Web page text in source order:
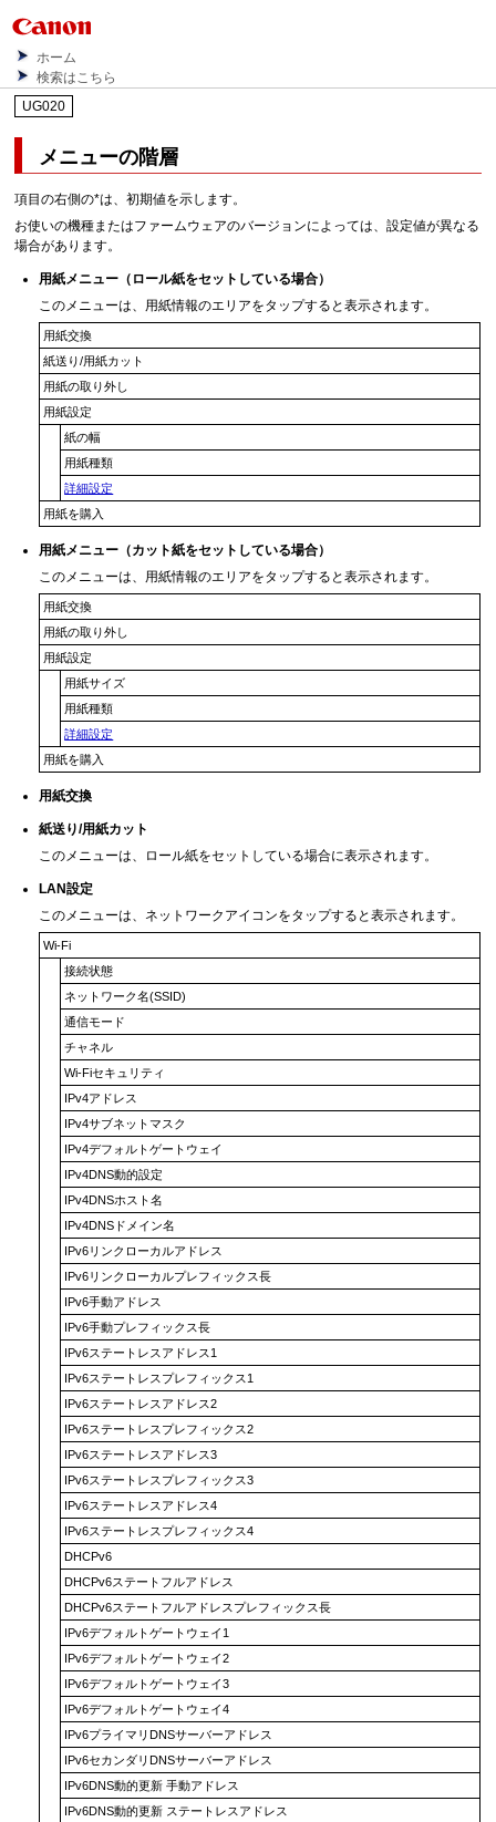
ホーム
検索はこちら
UG020
メニューの階層
項目の右側の*は、初期値を示します。
お使いの機種またはファームウェアのバージョンによっては、設定値が異なる
場合があります。
用紙メニュー （ロール紙をセットしている場合）
このメニューは、用紙情報のエリアをタップすると表示されます。
用紙交換
紙送り/用紙カット
用紙の取り外し
用紙設定
紙の幅
用紙種類
詳細設定
用紙を購入
用紙メニュー （カット紙をセットしている場合）
このメニューは、用紙情報のエリアをタップすると表示されます。
用紙交換
用紙の取り外し
用紙設定
用紙サイズ
用紙種類
詳細設定
用紙を購入
用紙交換
紙送り/用紙カット
このメニューは、ロール紙をセットしている場合に表示されます。
LAN設定
このメニューは、 ネットワーク アイコンをタップすると表示されます。
Wi-Fi
接続状態
ネットワーク名(SSID)
通信モード
チャネル
Wi-Fiセキュリティ
IPv4アドレス
IPv4サブネットマスク
IPv4デフォルトゲートウェイ
IPv4DNS動的設定
IPv4DNSホスト名
IPv4DNSドメイン名
IPv6リンクローカルアドレス
IPv6リンクローカルプレフィックス長
IPv6手動アドレス
IPv6手動プレフィックス長
IPv6ステートレスアドレス1
IPv6ステートレスプレフィックス1
IPv6ステートレスアドレス2
IPv6ステートレスプレフィックス2
IPv6ステートレスアドレス3
IPv6ステートレスプレフィックス3
IPv6ステートレスアドレス4
IPv6ステートレスプレフィックス4
DHCPv6
DHCPv6ステートフルアドレス
DHCPv6ステートフルアドレスプレフィックス長
IPv6デフォルトゲートウェイ1
IPv6デフォルトゲートウェイ2
IPv6デフォルトゲートウェイ3
IPv6デフォルトゲートウェイ4
IPv6プライマリDNSサーバーアドレス
IPv6セカンダリDNSサーバーアドレス
IPv6DNS動的更新 手動アドレス
IPv6DNS動的更新 ステートレスアドレス